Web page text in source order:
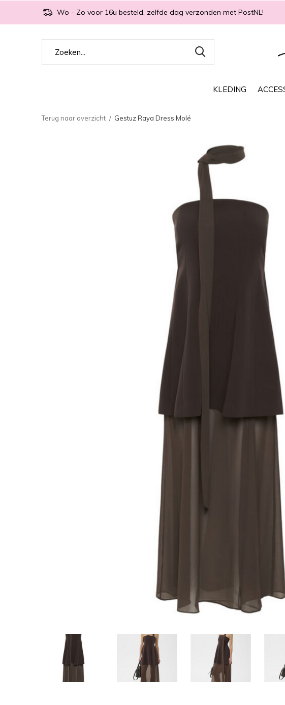
KLEDING
Wo - Zo voor 16u besteld, zelfde dag verzonden met PostNL!
Terug naar overzicht Gestuz Raya Dress Molé